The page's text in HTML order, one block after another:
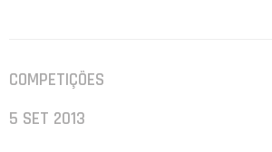
COMPETIÇÕES
5 SET 2013